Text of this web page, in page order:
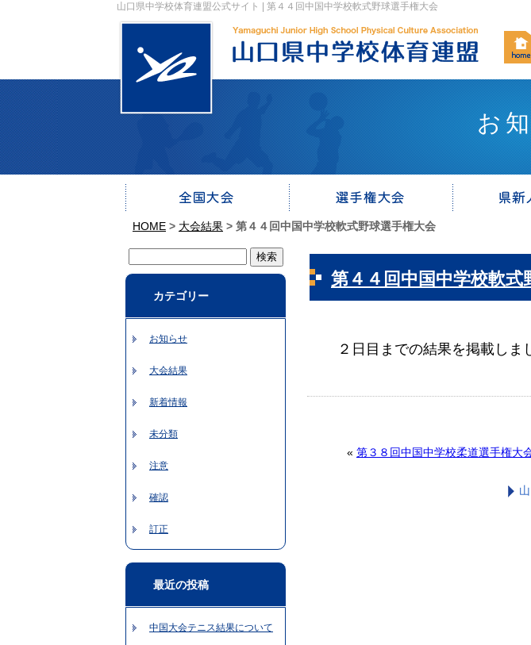
山口県中学校体育連盟公式サイト | 第４４回中国中学校軟式野球選手権大会
お
HOME > 大会結果 > 第４４回中国中学校軟式野球選手権大会
カテゴリー
お知らせ
大会結果
新着情報
未分類
注意
確認
訂正
最近の投稿
中国大会テニス結果について
第４４回中国中学校軟式
２日目までの結果を掲載しま
« 第３８回中国中学校柔道選手権大